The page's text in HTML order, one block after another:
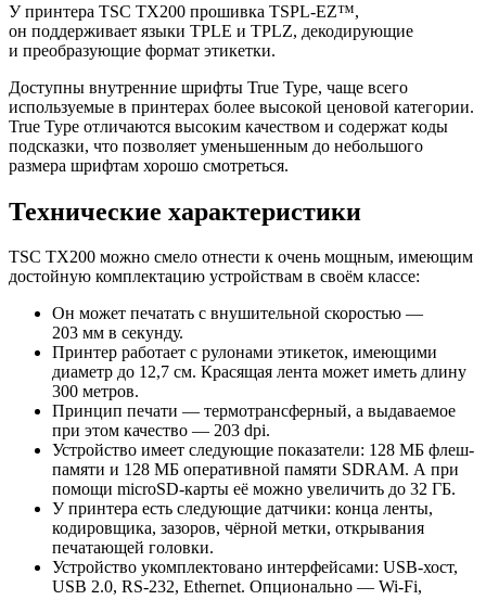
У принтера TSC TX200 прошивка TSPL-EZ™,
он поддерживает языки TPLE и TPLZ, декодирующие
и преобразующие формат этикетки.
Доступны внутренние шрифты True Type, чаще всего
используемые в принтерах более высокой ценовой категории.
True Type отличаются высоким качеством и содержат коды
подсказки, что позволяет уменьшенным до небольшого
размера шрифтам хорошо смотреться.
Технические характеристики
TSC TX200 можно смело отнести к очень мощным, имеющим
достойную комплектацию устройствам в своём классе:
Он может печатать с внушительной скоростью —
203 мм в секунду.
Принтер работает с рулонами этикеток, имеющими
диаметр до 12,7 см. Красящая лента может иметь длину
300 метров.
Принцип печати — термотрансферный, а выдаваемое
при этом качество — 203 dpi.
Устройство имеет следующие показатели: 128 МБ флеш-
памяти и 128 МБ оперативной памяти SDRAM. А при
помощи microSD-карты её можно увеличить до 32 ГБ.
У принтера есть следующие датчики: конца ленты,
кодировщика, зазоров, чёрной метки, открывания
печатающей головки.
Устройство укомплектовано интерфейсами: USB-хост,
USB 2.0, RS-232, Ethernet. Опционально — Wi-Fi,